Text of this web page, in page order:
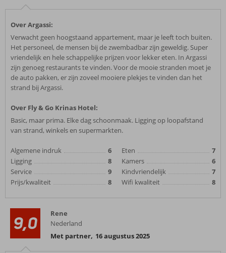
Over Argassi:
Verwacht geen hoogstaand appartement, maar je leeft toch buiten.
Het personeel, de mensen bij de zwembadbar zijn geweldig. Super
vriendelijk en hele schappelijke prijzen voor lekker eten. In Argassi
zijn genoeg restaurants te vinden. Voor de mooie stranden moet je
de auto pakken, er zijn zoveel mooiere plekjes te vinden dan het
strand bij Argassi.
Over Fly & Go Krinas Hotel:
Basic, maar prima. Elke dag schoonmaak. Ligging op loopafstand
van strand, winkels en supermarkten.
Algemene indruk
6
Ligging
8
Service
9
Prijs/kwaliteit
8
Eten
7
Kamers
6
Kindvriendelijk
7
Wifi kwaliteit
8
9,0
Rene
Nederland
Met partner, 16 augustus 2025